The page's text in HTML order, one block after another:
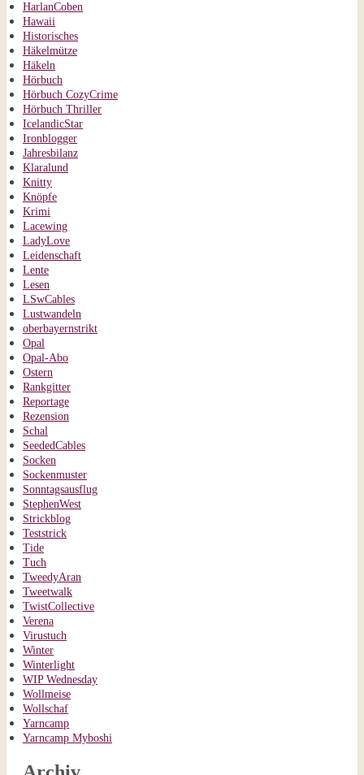
HarlanCoben
Hawaii
Historisches
Häkelmütze
Häkeln
Hörbuch
Hörbuch CozyCrime
Hörbuch Thriller
IcelandicStar
Ironblogger
Jahresbilanz
Klaralund
Knitty
Knöpfe
Krimi
Lacewing
LadyLove
Leidenschaft
Lente
Lesen
LSwCables
Lustwandeln
oberbayernstrikt
Opal
Opal-Abo
Ostern
Rankgitter
Reportage
Rezension
Schal
SeededCables
Socken
Sockenmuster
Sonntagsausflug
StephenWest
Strickblog
Teststrick
Tide
Tuch
TweedyAran
Tweetwalk
TwistCollective
Verena
Virustuch
Winter
Winterlight
WIP Wednesday
Wollmeise
Wollschaf
Yarncamp
Yarncamp Myboshi